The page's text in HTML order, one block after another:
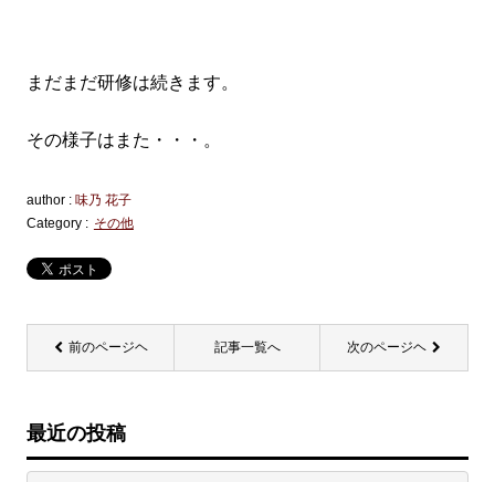
まだまだ研修は続きます。
その様子はまた・・・。
author : 味乃 花子
Category : その他
前のページヘ 記事一覧へ 次のページヘ
最近の投稿